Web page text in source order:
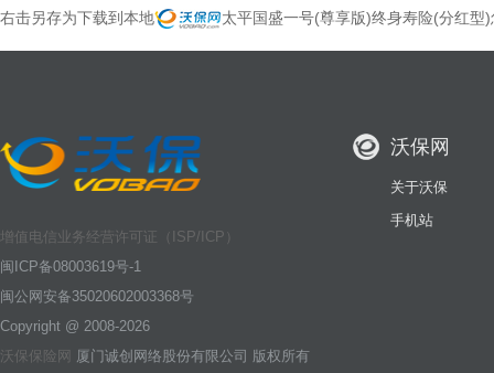
右击另存为下载到本地 太平国盛一号(尊享版)终身寿险(分红型
增值电信业务经营许可证（ISP/ICP）
闽ICP备08003619号-1
闽公网安备35020602003368号
Copyright @ 2008-2026
沃保保险网 厦门诚创网络股份有限公司 版权所有
沃保网
关于沃保
手机站